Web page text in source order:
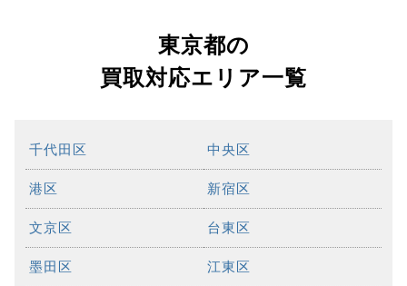
東京都の
買取対応エリア一覧
千代田区 中央区
港区 新宿区
文京区 台東区
墨田区 江東区